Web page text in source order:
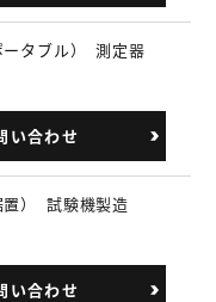
タブル）
測定器
い合わせ
）
試験機製造
い合わせ